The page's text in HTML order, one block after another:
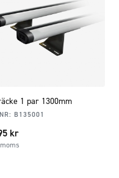
1 par 1300mm
B135001
kr